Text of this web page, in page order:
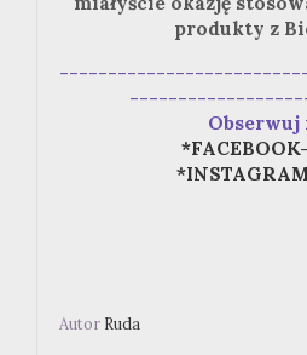
produkty z
Obserwuj
Autor Ruda